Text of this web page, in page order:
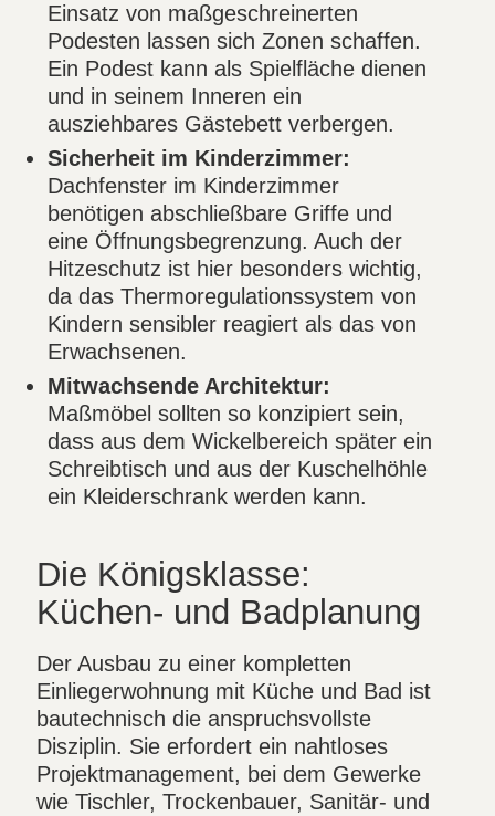
Einsatz von maßgeschreinerten
Podesten lassen sich Zonen schaffen.
Ein Podest kann als Spielfläche dienen
und in seinem Inneren ein
ausziehbares Gästebett verbergen.
Sicherheit im Kinderzimmer:
Dachfenster im Kinderzimmer
benötigen abschließbare Griffe und
eine Öffnungsbegrenzung. Auch der
Hitzeschutz ist hier besonders wichtig,
da das Thermoregulationssystem von
Kindern sensibler reagiert als das von
Erwachsenen.
Mitwachsende Architektur:
Maßmöbel sollten so konzipiert sein,
dass aus dem Wickelbereich später ein
Schreibtisch und aus der Kuschelhöhle
ein Kleiderschrank werden kann.
Die Königsklasse:
Küchen- und Badplanung
Der Ausbau zu einer kompletten
Einliegerwohnung mit Küche und Bad ist
bautechnisch die anspruchsvollste
Disziplin. Sie erfordert ein nahtloses
Projektmanagement, bei dem Gewerke
wie Tischler, Trockenbauer, Sanitär- und